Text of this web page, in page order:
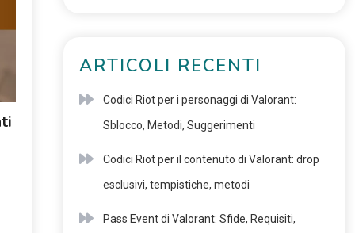
ARTICOLI RECENTI
Codici Riot per i personaggi di Valorant:
Sblocco, Metodi, Suggerimenti
Codici Riot per il contenuto di Valorant: drop
esclusivi, tempistiche, metodi
Pass Event di Valorant: Sfide, Requisiti,